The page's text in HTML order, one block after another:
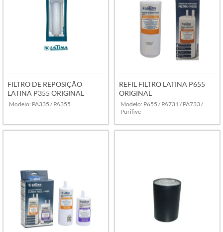
FILTRO DE REPOSIÇÃO
LATINA P355 ORIGINAL
Modelo: PA335 / PA355
REFIL FILTRO LATINA P655
ORIGINAL
Modelo: P655 / PA731 / PA733 /
Purifive